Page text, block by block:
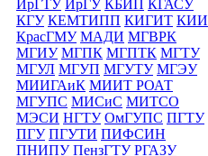
ИрГТУ ИрГУ КБИП КГАСУ
КГУ КЕМТИПП КИГИТ КИИ
КрасГМУ МАДИ МГВРК
МГИУ МГПК МГПТК МГТУ
МГУЛ МГУП МГУТУ МГЭУ
МИИГАиК МИИТ РОАТ
МГУПС МИСиС МИТСО
МЭСИ НГТУ ОмГУПС ПГТУ
ПГУ ПГУТИ ПИФСИН
ПНИПУ ПензГТУ РГАЗУ